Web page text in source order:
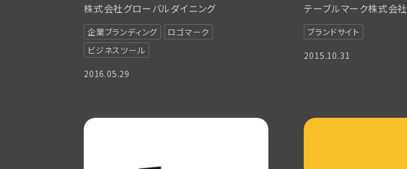
株式会社グローバルダイニング
企業ブランディング
ロゴマーク
ビジネスツール
2016.05.29
テーブルマーク株式会社
ブランドサイト
2015.10.31